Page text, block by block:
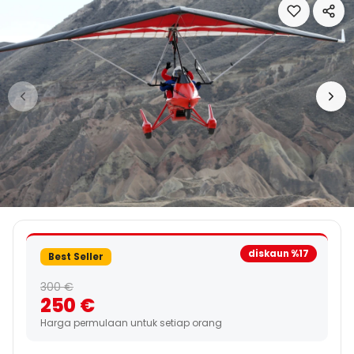
diskaun %17
Best Seller
300 €
250 €
Harga permulaan untuk setiap orang